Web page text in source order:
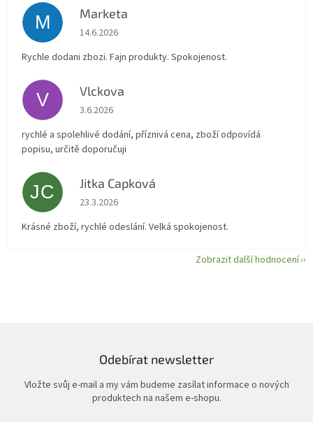
M Marketa
Hodnocení obchodu je 5 z 5 hvězdiček.
14.6.2026
Rychle dodani zbozi. Fajn produkty. Spokojenost.
V Vlckova
Hodnocení obchodu je 5 z 5 hvězdiček.
3.6.2026
rychlé a spolehlivé dodání, příznivá cena, zboží odpovídá
popisu, určitě doporučuji
JC Jitka Capková
Hodnocení obchodu je 5 z 5 hvězdiček.
23.3.2026
Krásné zboží, rychlé odeslání. Velká spokojenost.
Zobrazit další hodnocení
Odebírat newsletter
Vložte svůj e-mail a my vám budeme zasílat informace o nových
produktech na našem e-shopu.